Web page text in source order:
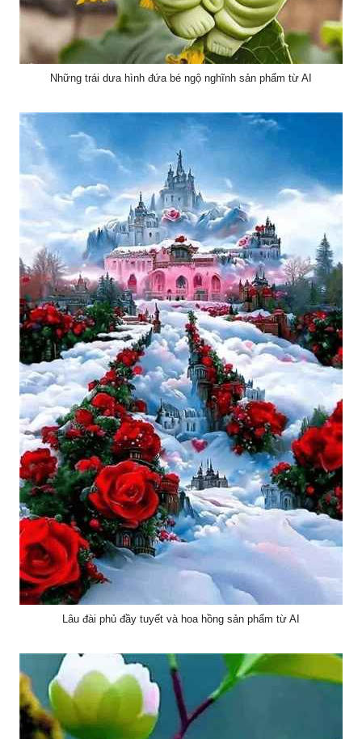
Những trái dưa hình đứa bé ngộ nghĩnh sản phẩm từ AI
Lâu đài phủ đầy tuyết và hoa hồng sản phẩm từ AI